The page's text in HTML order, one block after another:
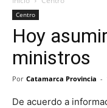
Centro
Hoy
ministros
Por Catamarca Provincia -
De acuerdo a